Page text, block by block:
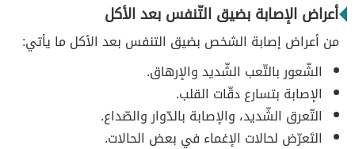
أعراض الإصابة بضيق التّنفس بعد الأكل
من أعراض إصابة الشخص بضيق التنفس بعد الأكل ما يأتي:
الشّعور بالتّعب الشّديد والإرهاق.
الإصابة بتسارع دقّات القلب.
التّعرق الشّديد، والإصابة بالدّوار والصّداع.
التَعرّض لحالات الإغماء في بعض الحالات.